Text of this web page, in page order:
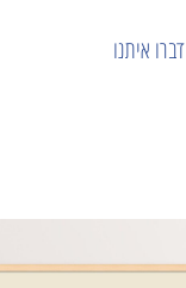
דברו איתנו